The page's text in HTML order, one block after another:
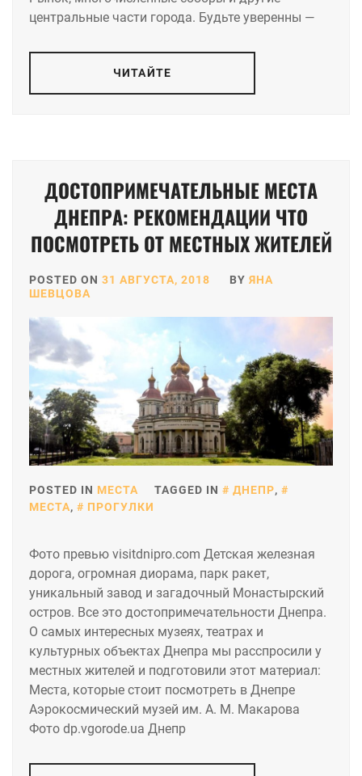
центральные части города. Будьте уверенны —
ЧИТАЙТЕ
ДОСТОПРИМЕЧАТЕЛЬНЫЕ МЕСТА
ДНЕПРА: РЕКОМЕНДАЦИИ ЧТО
ПОСМОТРЕТЬ ОТ МЕСТНЫХ ЖИТЕЛЕЙ
POSTED ON 31 АВГУСТА, 2018 BY ЯНА
ШЕВЦОВА
POSTED IN МЕСТА TAGGED IN ДНЕПР,
МЕСТА, ПРОГУЛКИ
Фото превью visitdnipro.com Детская железная
дорога, огромная диорама, парк ракет,
уникальный завод и загадочный Монастырский
остров. Все это достопримечательности Днепра.
О самых интересных музеях, театрах и
культурных объектах Днепра мы расспросили у
местных жителей и подготовили этот материал:
Места, которые стоит посмотреть в Днепре
Аэрокосмический музей им. А. М. Макарова
Фото dp.vgorode.ua Днепр